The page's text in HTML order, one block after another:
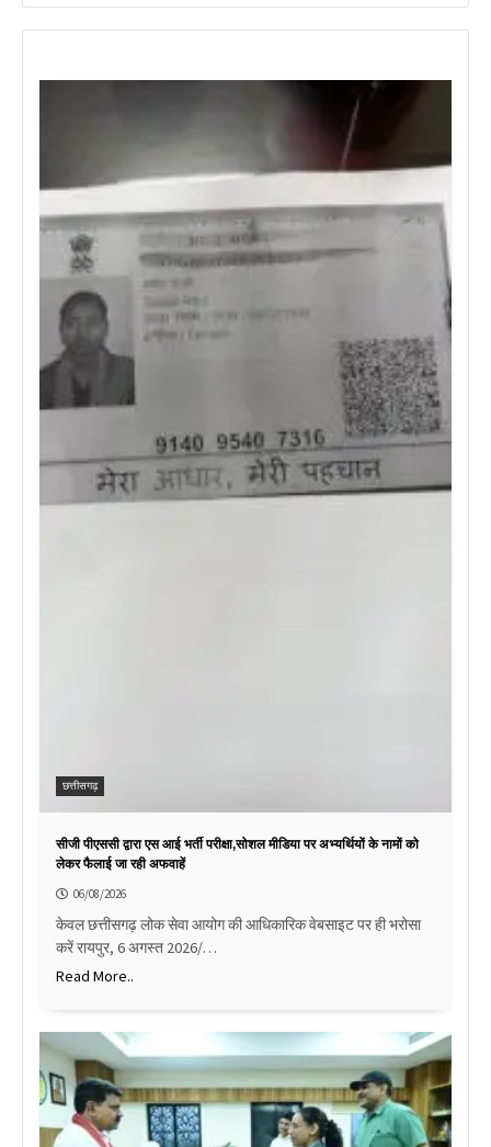
छत्तीसगढ़
सीजी पीएससी द्वारा एस आई भर्ती परीक्षा,सोशल मीडिया पर अभ्यर्थियों के नामों को
लेकर फैलाई जा रही अफवाहें
06/08/2026
केवल छत्तीसगढ़ लोक सेवा आयोग की आधिकारिक वेबसाइट पर ही भरोसा
करें रायपुर, 6 अगस्त 2026/…
Read More..